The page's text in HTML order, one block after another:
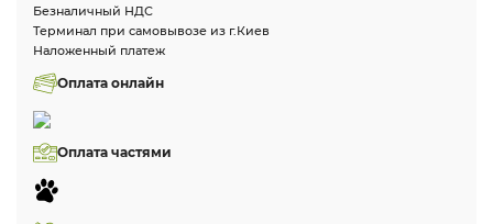
Безналичный НДС
Терминал при самовывозе из г.Киев
Наложенный платеж
Оплата онлайн
Оплата частями